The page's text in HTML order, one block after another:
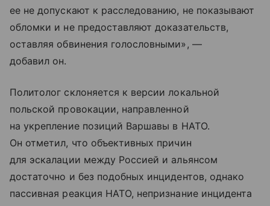
ее не допускают к расследованию, не показывают
обломки и не предоставляют доказательств,
оставляя обвинения голословными», —
добавил он.
Политолог склоняется к версии локальной
польской провокации, направленной
на укрепление позиций Варшавы в НАТО.
Он отметил, что объективных причин
для эскалации между Россией и альянсом
достаточно и без подобных инцидентов, однако
пассивная реакция НАТО, непризнание инцидента